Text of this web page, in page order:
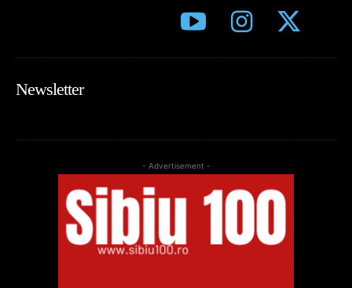
Newsletter
- Advertisement -